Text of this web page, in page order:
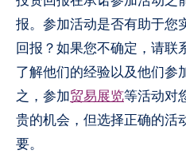
报。参加活动是否有助于您
回报？如果您不确定，请联
了解他们的经验以及他们参
之，参加贸易展览等活动对
贵的机会，但选择正确的活
要。